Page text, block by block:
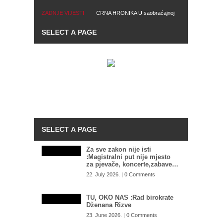
ZADNJE VIJESTI CRNA HRONIKA U saobraćajnoj
nesreći kod Hadžića poginuo
motociklista
REAKCIJA Suljagić: Sad je jasno
da iza napada na Memorijalni
centar stoje najviši zvaničnici
SNSD-a
Za sve zakon nije isti
:Magistralni put nije mjesto
za pjevače, koncerte,zabave…
22. July 2026. | 0 Comments
TU, OKO NAS :Rad birokrate
Dženana Rizve
23. June 2026. | 0 Comments